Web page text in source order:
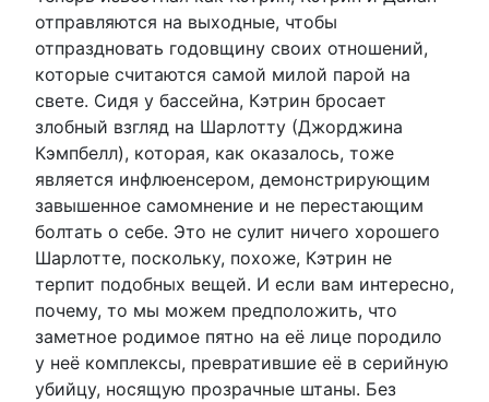
отправляются на выходные, чтобы
отпраздновать годовщину своих отношений,
которые считаются самой милой парой на
свете. Сидя у бассейна, Кэтрин бросает
злобный взгляд на Шарлотту (Джорджина
Кэмпбелл), которая, как оказалось, тоже
является инфлюенсером, демонстрирующим
завышенное самомнение и не перестающим
болтать о себе. Это не сулит ничего хорошего
Шарлотте, поскольку, похоже, Кэтрин не
терпит подобных вещей. И если вам интересно,
почему, то мы можем предположить, что
заметное родимое пятно на её лице породило
у неё комплексы, превратившие её в серийную
убийцу, носящую прозрачные штаны. Без